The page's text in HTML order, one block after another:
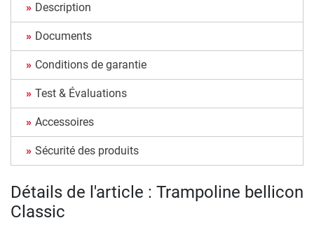
Description
Documents
Conditions de garantie
Test & Évaluations
Accessoires
Sécurité des produits
Détails de l'article : Trampoline bellicon
Classic